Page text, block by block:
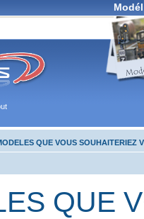
QUE VOUS SOUHAITERIEZ
QUE